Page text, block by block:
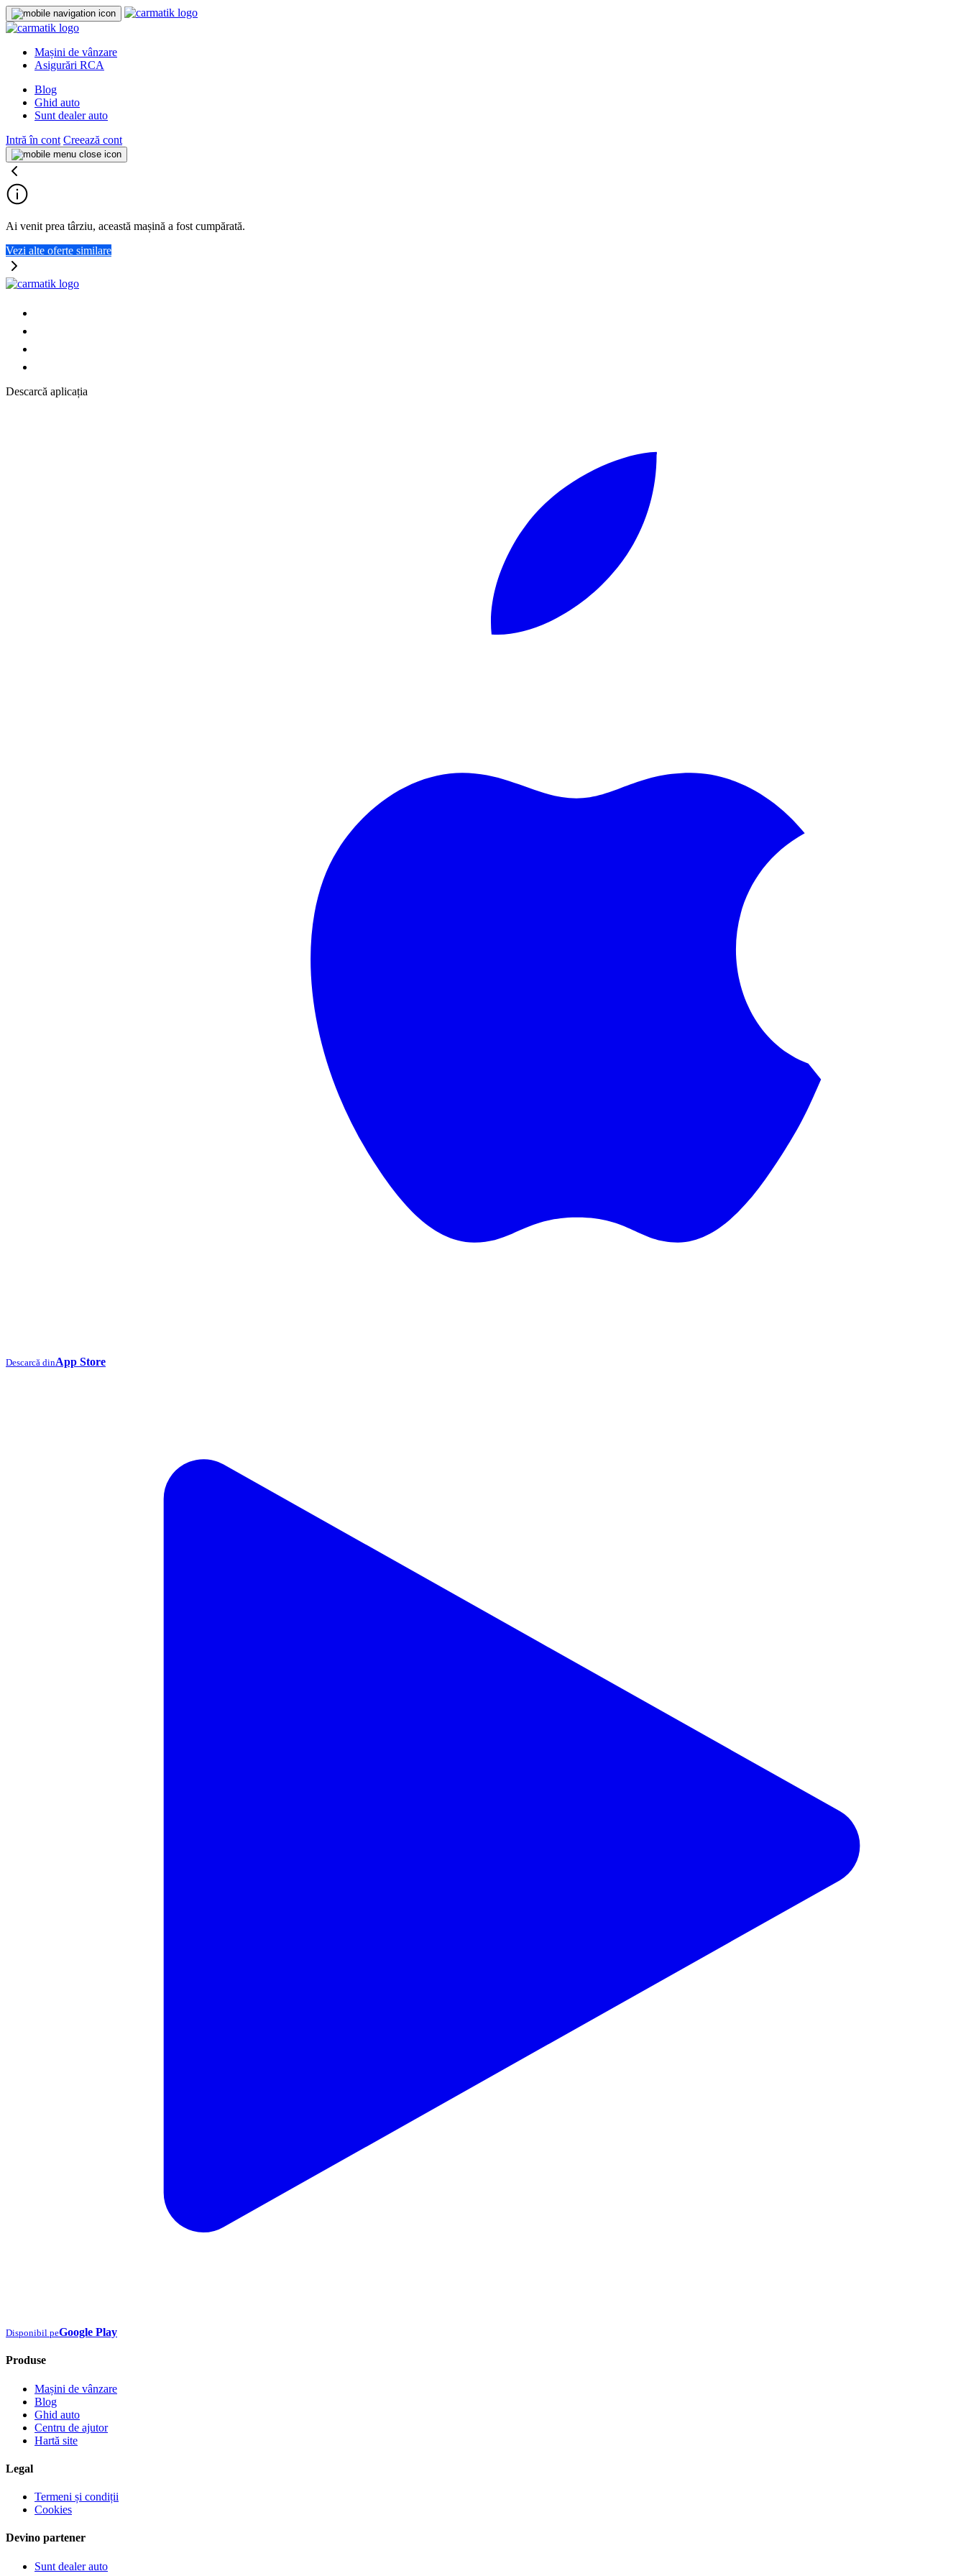
Mașini de vânzare
Asigurări RCA
Blog
Ghid auto
Sunt dealer auto
Intră în cont Creează cont
Ai venit prea târziu, această mașină a fost cumpărată.
Vezi alte oferte similare
Descarcă aplicația
Descarcă dinApp Store
Disponibil peGoogle Play
Produse
Mașini de vânzare
Blog
Ghid auto
Centru de ajutor
Hartă site
Legal
Termeni și condiții
Cookies
Devino partener
Sunt dealer auto